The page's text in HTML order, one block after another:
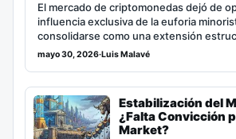
El mercado de criptomonedas dejó de
influencia exclusiva de la euforia
consolidarse como una extensión
mayo 30, 2026·Luis Malavé
Estabilización del
¿Falta Convicción
Market?